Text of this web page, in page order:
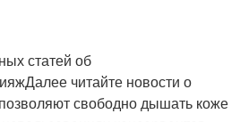
статей об
читайте новости о
свободно дышать коже